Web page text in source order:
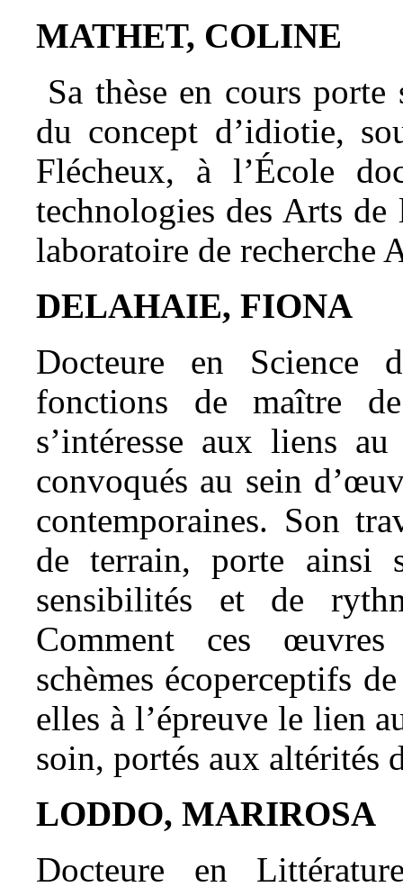
MATHET, COLINE
Sa thèse en cours
du concept d’idiotie,
Flécheux, à l’École
technologies des Arts
laboratoire de recherche
DELAHAIE, FIONA
Docteure en Science
fonctions de maître
s’intéresse aux liens
convoqués au sein
contemporaines. Son
de terrain, porte ainsi
sensibilités et de
Comment ces œuvres
schèmes écoperceptifs
elles à l’épreuve le lien
soin, portés aux altérités
LODDO, MARIROSA
Docteure en